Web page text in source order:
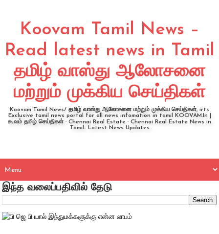
Koovam Tamil News –
Read latest news in Tamil
தமிழ் வாஸ்து ஆலோசனை
மற்றும் முக்கிய செய்திகள்
Koovam Tamil News/ தமிழ் வாஸ்து ஆலோசனை மற்றும் முக்கிய செய்திகள், irts
Exclusive tamil news portal for all news infomation in tamil KOOVAM.In |
கூவம் தமிழ் செய்திகள் · Chennai Real Estate · Chennai Real Estate News in
Tamil- Latest News Updates
இந்த வலைப்பதிவில் தேடு